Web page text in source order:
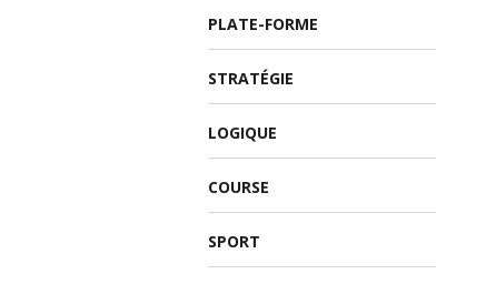
PLATE-FORME
STRATÉGIE
LOGIQUE
COURSE
SPORT